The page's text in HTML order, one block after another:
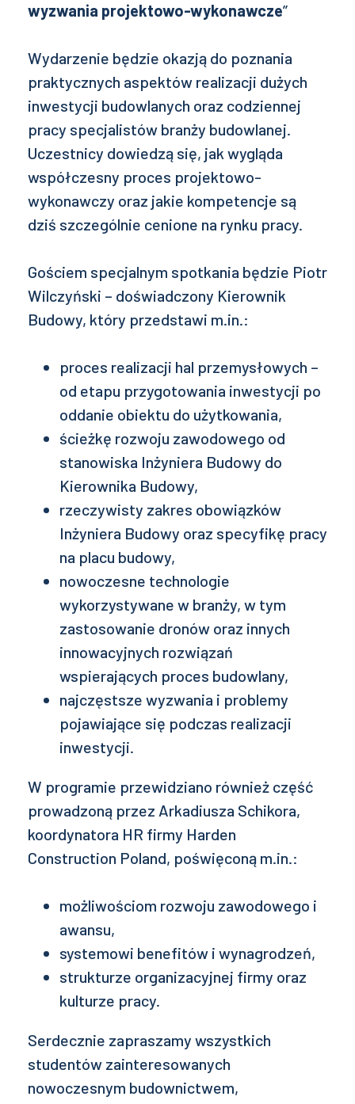
wyzwania projektowo-wykonawcze”
Wydarzenie będzie okazją do poznania
praktycznych aspektów realizacji dużych
inwestycji budowlanych oraz codziennej
pracy specjalistów branży budowlanej.
Uczestnicy dowiedzą się, jak wygląda
współczesny proces projektowo-
wykonawczy oraz jakie kompetencje są
dziś szczególnie cenione na rynku pracy.
Gościem specjalnym spotkania będzie Piotr
Wilczyński – doświadczony Kierownik
Budowy, który przedstawi m.in.:
proces realizacji hal przemysłowych –
od etapu przygotowania inwestycji po
oddanie obiektu do użytkowania,
ścieżkę rozwoju zawodowego od
stanowiska Inżyniera Budowy do
Kierownika Budowy,
rzeczywisty zakres obowiązków
Inżyniera Budowy oraz specyfikę pracy
na placu budowy,
nowoczesne technologie
wykorzystywane w branży, w tym
zastosowanie dronów oraz innych
innowacyjnych rozwiązań
wspierających proces budowlany,
najczęstsze wyzwania i problemy
pojawiające się podczas realizacji
inwestycji.
W programie przewidziano również część
prowadzoną przez Arkadiusza Schikora,
koordynatora HR firmy Harden
Construction Poland, poświęconą m.in.:
możliwościom rozwoju zawodowego i
awansu,
systemowi benefitów i wynagrodzeń,
strukturze organizacyjnej firmy oraz
kulturze pracy.
Serdecznie zapraszamy wszystkich
studentów zainteresowanych
nowoczesnym budownictwem,